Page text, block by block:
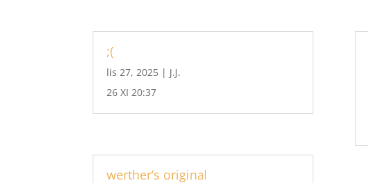
;(
lis 27, 2025 | J.J.
26 XI 20:37
werther’s original